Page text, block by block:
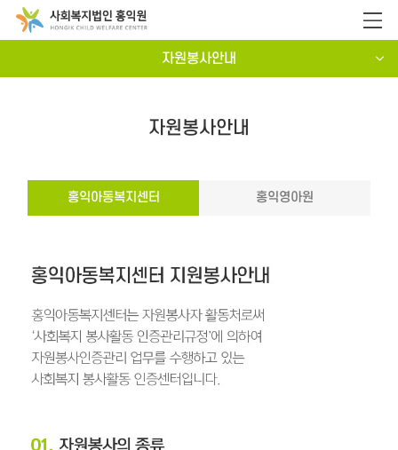
자원봉사안내
자원봉사안내
홍익아동복지센터 홍익영아원